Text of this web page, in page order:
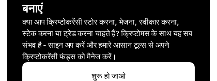
बनाएं
क्या आप क्रिप्टोकरेंसी स्टोर करना, भेजना, स्वीकार करना,
स्टेक करना या ट्रेड करना चाहते हैं? क्रिप्टोमस के साथ यह सब
संभव है - साइन अप करें और हमारे आसान टूल्स से अपने
क्रिप्टोकरेंसी फंड्स को मैनेज करें।
शुरू हो जाओ